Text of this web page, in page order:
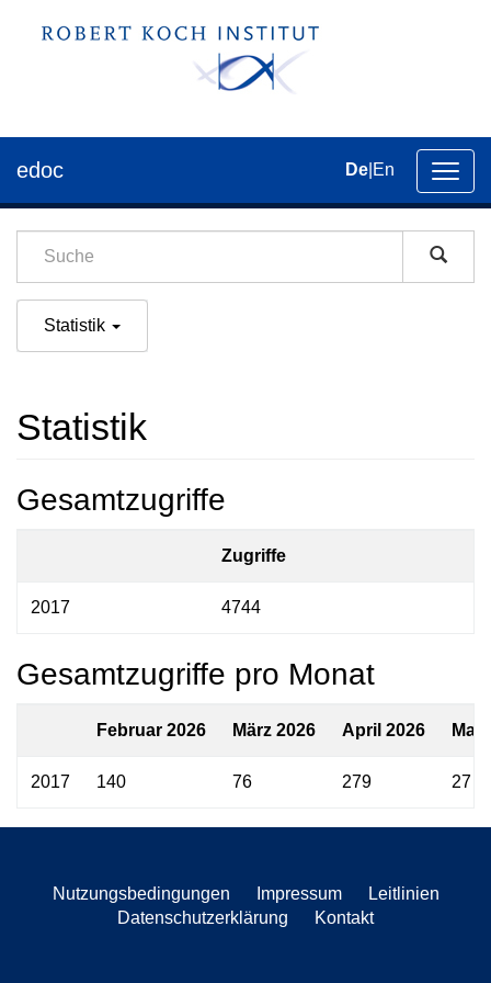
der
edoc De En
Statistik
Statistik
Gesamtzugriffe
Zugriffe
2017 4744
Gesamtzugriffe pro Monat
Februar 2026 März 2026 April 2026 Mai
2017 140 76 279 27
Nutzungsbedingungen Impressum
Leitlinien
Datenschutzerklärung
Kontakt